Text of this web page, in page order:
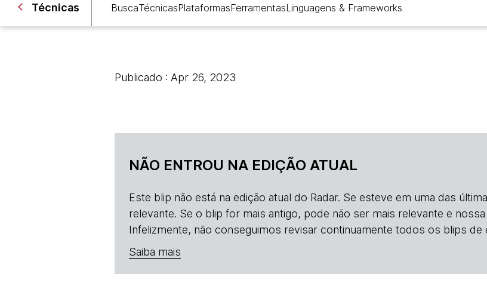
Técnicas BuscaTécnicasPlataformasFerramentasLinguagens & Frameworks
Publicado : Apr 26, 2023
NÃO ENTROU NA EDIÇÃO ATUAL
Este blip não está na edição atual do Radar. Se esteve em uma das
relevante. Se o blip for mais antigo, pode não ser mais relevante e
Infelizmente, não conseguimos revisar continuamente todos os blips de
Saiba mais